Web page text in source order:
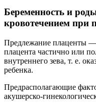
Беременность и
кровотечением при
Предлежание плаценты —
плацента частично или
внутреннего зева, т. е.
ребенка.
Предрасполагающие
акушерско-